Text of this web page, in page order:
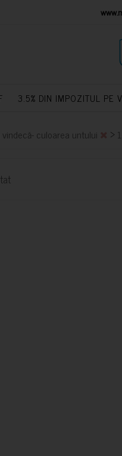
PLATFORM
3.5% DIN IMPOZITUL PE
culoarea untului >